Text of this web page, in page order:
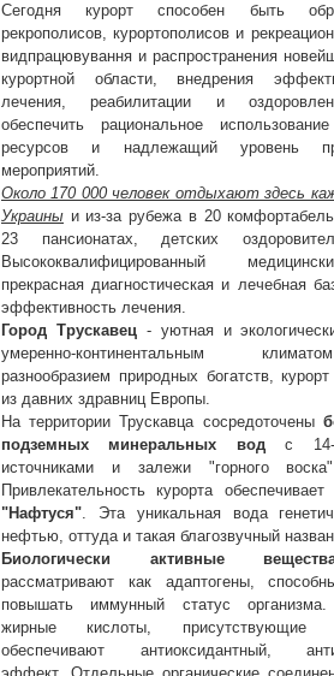
Сегодня курорт способен быть
рекрополисов, курортополисов и
видпрацювування и распространения
курортной области, внедрения
лечения, реабилитации и
обеспечить рациональное
ресурсов и надлежащий уровень
мероприятий.
Около 170 000 человек отдыхают здесь
Украины и из-за рубежа в 20
23 пансионатах, детских
Высококвалифицированный
прекрасная диагностическая и лечебная
эффективность лечения.
Город Трускавец- уютная и
умеренно-континентальным
разнообразием природных богатств,
из давних здравниц Европы.
На территории Трускавца сосредоточены
подземных минеральных водс 14-ю
источниками и залежи "горного
Привлекательность курорта обеспечивает
"Нафтуся". Эта уникальная вода
нефтью, оттуда и такая благозвучный
Биологически активные
рассматривают как адаптогены,
повышать иммунный статус
жирные кислоты,
обеспечивают антиоксидантный,